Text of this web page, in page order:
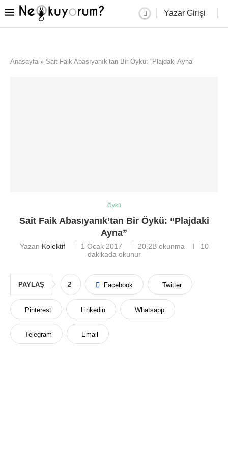
Yazar Girişi
Anasayfa » Sait Faik Abasıyanık’tan Bir Öykü: “Plajdaki Ayna”
Öykü
Sait Faik Abasıyanık’tan Bir Öykü: “Plajdaki
Ayna”
Yazan Kolektif 1 Ocak 2017 20,2Bokunma
10
dakikada okunur
PAYLAŞ 2 Facebook Twitter
Pinterest Linkedin Whatsapp
Telegram Email